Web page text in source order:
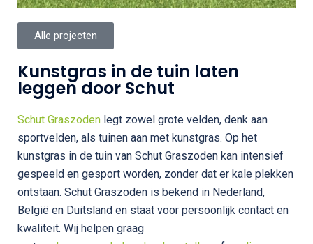
Alle projecten
Kunstgras in de tuin laten
leggen door Schut
Schut Graszoden legt zowel grote velden, denk aan
sportvelden, als tuinen aan met kunstgras. Op het
kunstgras in de tuin van Schut Graszoden kan intensief
gespeeld en gesport worden, zonder dat er kale plekken
ontstaan. Schut Graszoden is bekend in Nederland,
België en Duitsland en staat voor persoonlijk contact en
kwaliteit. Wij helpen graag